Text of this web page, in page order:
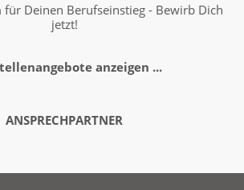
für Deinen Berufseinstieg - Bewirb Dich
jetzt!
anzeigen ...
ANSPRECHPARTNER